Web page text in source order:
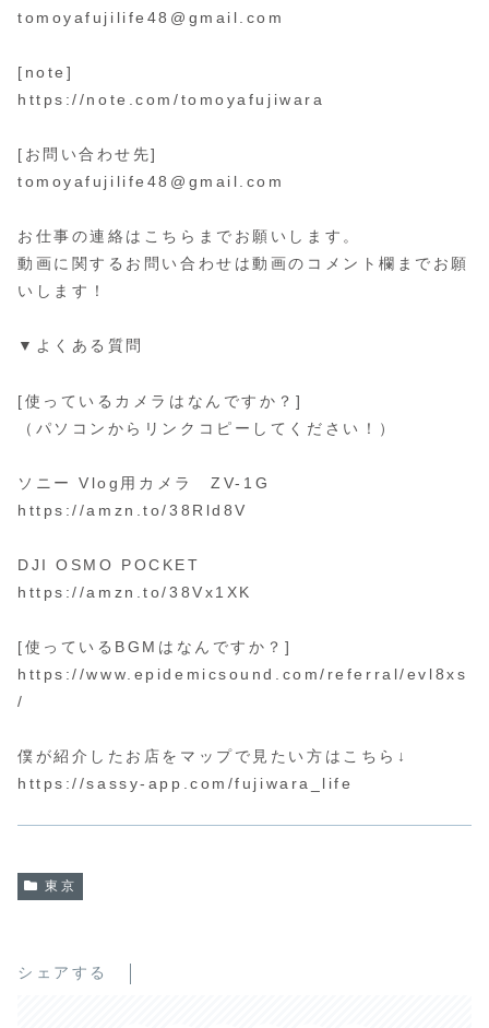
tomoyafujilife48@gmail.com
[note]
https://note.com/tomoyafujiwara
[お問い合わせ先]
tomoyafujilife48@gmail.com
お仕事の連絡はこちらまでお願いします。
動画に関するお問い合わせは動画のコメント欄までお願
いします！
▼よくある質問
[使っているカメラはなんですか？]
（パソコンからリンクコピーしてください！）
ソニー Vlog用カメラ ZV-1G
https://amzn.to/38Rld8V
DJI OSMO POCKET
https://amzn.to/38Vx1XK
[使っているBGMはなんですか？]
https://www.epidemicsound.com/referral/evl8xs
/
僕が紹介したお店をマップで見たい方はこちら↓
https://sassy-app.com/fujiwara_life
東京
シェアする